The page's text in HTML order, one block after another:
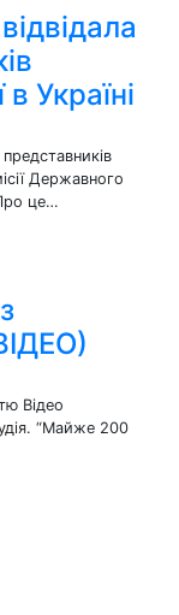
Україні
Державного
це…
Відео
“Майже 200